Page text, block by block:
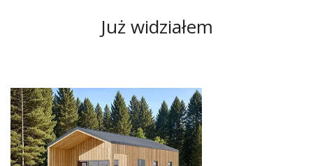
Już widziałem
-14570.00 zł